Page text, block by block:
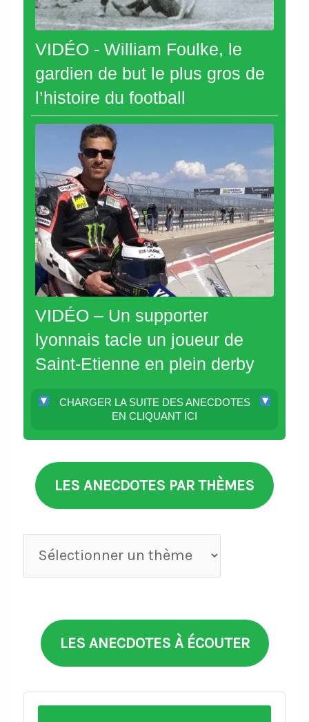
VIDÉO - William Foulke, le
gardien de but le plus gros de
l’histoire du football
VIDÉO – Un supporter
lyonnais tacle un joueur de
Saint-Etienne en plein derby
CHARGER LA SUITE DES ANECDOTES
EN CLIQUANT ICI
LES ANECDOTES PAR THÈMES
Anecdotes
par
LES ANECDOTES À ÉCOUTER
Audio
Player